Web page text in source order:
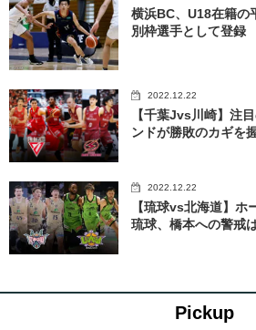
横浜BC、U18在籍の
別枠選手として登録
2022.12.22
【千葉Jvs川崎】注
ンドが勝敗のカギを
2022.12.22
【琉球vs北海道】ホ
琉球、橋本への警戒
Pickup